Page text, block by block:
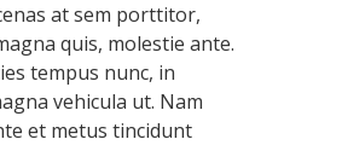
at sem porttitor,
quis, molestie ante.
tempus nunc, in
vehicula ut. Nam
et metus tincidunt